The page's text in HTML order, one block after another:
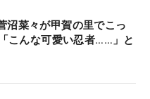
沼菜々が甲賀の里でこっ
こんな可愛い忍者……」と